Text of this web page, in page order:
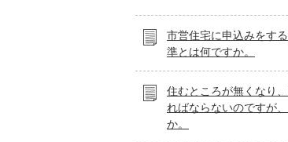
市営住宅に申込みをす
準とは何ですか。
住むところが無くなり
ればならないのですが
か。